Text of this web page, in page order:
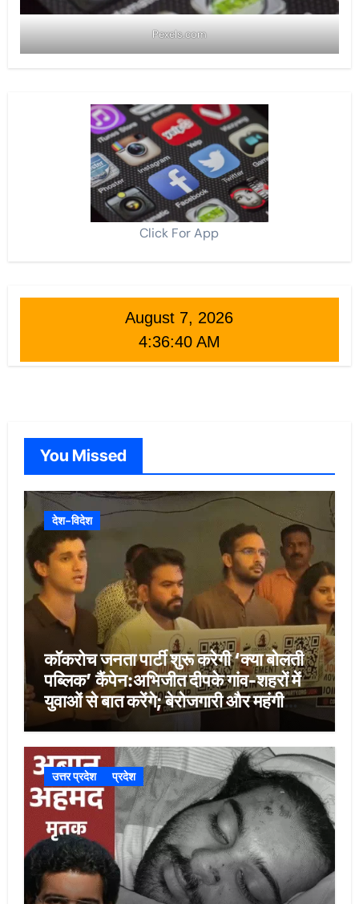
Pexels.com
Click For App
August 7, 2026
4:36:42 AM
You Missed
देश-विदेश
कॉकरोच जनता पार्टी शुरू करेगी ‘क्या बोलती
पब्लिक’ कैंपेन:अभिजीत दीपके गांव-शहरों में
युवाओं से बात करेंगे; बेरोजगारी और महंगी
शिक्षा होगी मुद्दा
उत्तर प्रदेश प्रदेश